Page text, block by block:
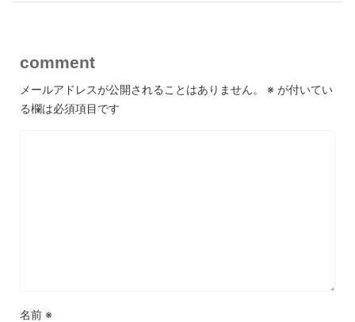
comment
メールアドレスが公開されることはありません。 ※ が付いてい
る欄は必須項目です
名前 ※